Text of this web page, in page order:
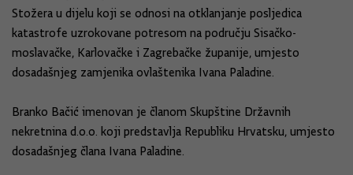
Stožera u dijelu koji se odnosi na otklanjanje posljedica
katastrofe uzrokovane potresom na području Sisačko-
moslavačke, Karlovačke i Zagrebačke županije, umjesto
dosadašnjeg zamjenika ovlaštenika Ivana Paladine.
Branko Bačić imenovan je članom Skupštine Državnih
nekretnina d.o.o. koji predstavlja Republiku Hrvatsku, umjesto
dosadašnjeg člana Ivana Paladine.